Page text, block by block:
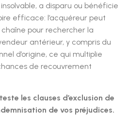
a disparu ou bénéficie
efficace: l’acquéreur peut
pour rechercher la
antérieur, y compris du
d’origine, ce qui multiplie
de recouvrement
les clauses d’exclusion de
de vos préjudices.